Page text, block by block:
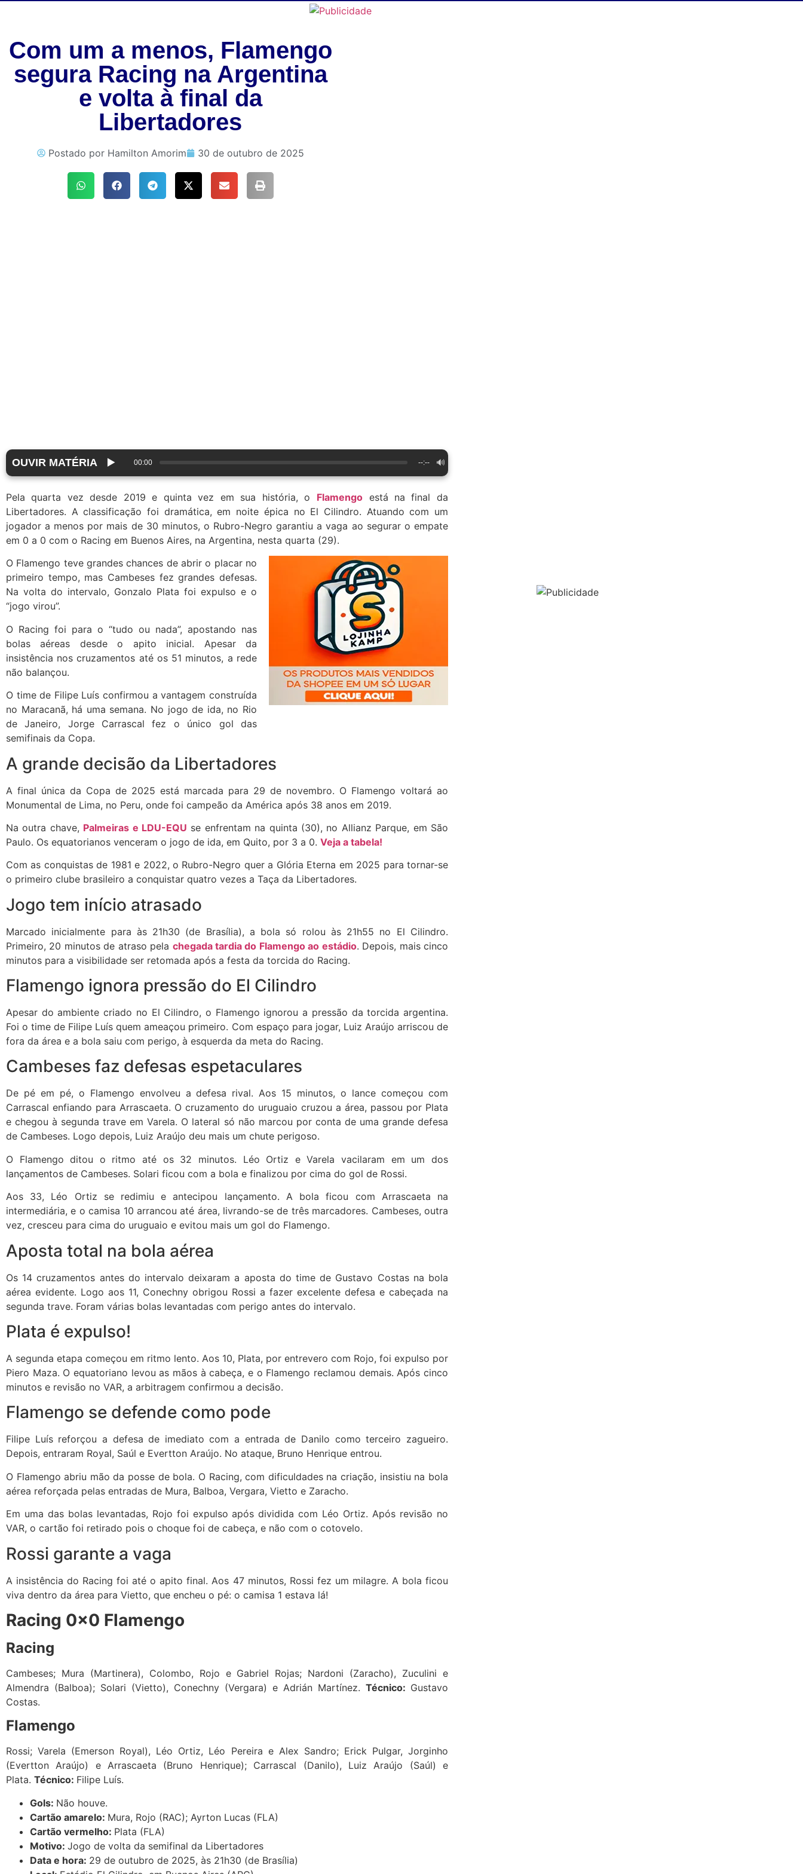
Com um a menos, Flamengo
segura Racing na Argentina
e volta à final da
Libertadores
Postado por Hamilton Amorim 30 de outubro de 2025
OUVIR MATÉRIA ▶️ 00:00 --:-- 🔊
Pela quarta vez desde 2019 e quinta vez em sua história, o Flamengo está na final da
Libertadores. A classificação foi dramática, em noite épica no El Cilindro. Atuando com um
jogador a menos por mais de 30 minutos, o Rubro-Negro garantiu a vaga ao segurar o empate
em 0 a 0 com o Racing em Buenos Aires, na Argentina, nesta quarta (29).
O Flamengo teve grandes chances de abrir o placar no
primeiro tempo, mas Cambeses fez grandes defesas.
Na volta do intervalo, Gonzalo Plata foi expulso e o
“jogo virou”.
O Racing foi para o “tudo ou nada”, apostando nas
bolas aéreas desde o apito inicial. Apesar da
insistência nos cruzamentos até os 51 minutos, a rede
não balançou.
O time de Filipe Luís confirmou a vantagem construída
no Maracanã, há uma semana. No jogo de ida, no Rio
de Janeiro, Jorge Carrascal fez o único gol das
semifinais da Copa.
A grande decisão da Libertadores
A final única da Copa de 2025 está marcada para 29 de novembro. O Flamengo voltará ao
Monumental de Lima, no Peru, onde foi campeão da América após 38 anos em 2019.
Na outra chave, Palmeiras e LDU-EQU se enfrentam na quinta (30), no Allianz Parque, em São
Paulo. Os equatorianos venceram o jogo de ida, em Quito, por 3 a 0. Veja a tabela!
Com as conquistas de 1981 e 2022, o Rubro-Negro quer a Glória Eterna em 2025 para tornar-se
o primeiro clube brasileiro a conquistar quatro vezes a Taça da Libertadores.
Jogo tem início atrasado
Marcado inicialmente para às 21h30 (de Brasília), a bola só rolou às 21h55 no El Cilindro.
Primeiro, 20 minutos de atraso pela chegada tardia do Flamengo ao estádio. Depois, mais cinco
minutos para a visibilidade ser retomada após a festa da torcida do Racing.
Flamengo ignora pressão do El Cilindro
Apesar do ambiente criado no El Cilindro, o Flamengo ignorou a pressão da torcida argentina.
Foi o time de Filipe Luís quem ameaçou primeiro. Com espaço para jogar, Luiz Araújo arriscou de
fora da área e a bola saiu com perigo, à esquerda da meta do Racing.
Cambeses faz defesas espetaculares
De pé em pé, o Flamengo envolveu a defesa rival. Aos 15 minutos, o lance começou com
Carrascal enfiando para Arrascaeta. O cruzamento do uruguaio cruzou a área, passou por Plata
e chegou à segunda trave em Varela. O lateral só não marcou por conta de uma grande defesa
de Cambeses. Logo depois, Luiz Araújo deu mais um chute perigoso.
O Flamengo ditou o ritmo até os 32 minutos. Léo Ortiz e Varela vacilaram em um dos
lançamentos de Cambeses. Solari ficou com a bola e finalizou por cima do gol de Rossi.
Aos 33, Léo Ortiz se redimiu e antecipou lançamento. A bola ficou com Arrascaeta na
intermediária, e o camisa 10 arrancou até área, livrando-se de três marcadores. Cambeses, outra
vez, cresceu para cima do uruguaio e evitou mais um gol do Flamengo.
Aposta total na bola aérea
Os 14 cruzamentos antes do intervalo deixaram a aposta do time de Gustavo Costas na bola
aérea evidente. Logo aos 11, Conechny obrigou Rossi a fazer excelente defesa e cabeçada na
segunda trave. Foram várias bolas levantadas com perigo antes do intervalo.
Plata é expulso!
A segunda etapa começou em ritmo lento. Aos 10, Plata, por entrevero com Rojo, foi expulso por
Piero Maza. O equatoriano levou as mãos à cabeça, e o Flamengo reclamou demais. Após cinco
minutos e revisão no VAR, a arbitragem confirmou a decisão.
Flamengo se defende como pode
Filipe Luís reforçou a defesa de imediato com a entrada de Danilo como terceiro zagueiro.
Depois, entraram Royal, Saúl e Evertton Araújo. No ataque, Bruno Henrique entrou.
O Flamengo abriu mão da posse de bola. O Racing, com dificuldades na criação, insistiu na bola
aérea reforçada pelas entradas de Mura, Balboa, Vergara, Vietto e Zaracho.
Em uma das bolas levantadas, Rojo foi expulso após dividida com Léo Ortiz. Após revisão no
VAR, o cartão foi retirado pois o choque foi de cabeça, e não com o cotovelo.
Rossi garante a vaga
A insistência do Racing foi até o apito final. Aos 47 minutos, Rossi fez um milagre. A bola ficou
viva dentro da área para Vietto, que encheu o pé: o camisa 1 estava lá!
Racing 0x0 Flamengo
Racing
Cambeses; Mura (Martinera), Colombo, Rojo e Gabriel Rojas; Nardoni (Zaracho), Zuculini e
Almendra (Balboa); Solari (Vietto), Conechny (Vergara) e Adrián Martínez. Técnico: Gustavo
Costas.
Flamengo
Rossi; Varela (Emerson Royal), Léo Ortiz, Léo Pereira e Alex Sandro; Erick Pulgar, Jorginho
(Evertton Araújo) e Arrascaeta (Bruno Henrique); Carrascal (Danilo), Luiz Araújo (Saúl) e
Plata. Técnico: Filipe Luís.
Gols: Não houve.
Cartão amarelo: Mura, Rojo (RAC); Ayrton Lucas (FLA)
Cartão vermelho: Plata (FLA)
Motivo: Jogo de volta da semifinal da Libertadores
Data e hora: 29 de outubro de 2025, às 21h30 (de Brasília)